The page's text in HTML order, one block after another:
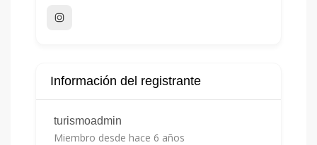
Información del registrante
turismoadmin
Miembro desde hace 6 años